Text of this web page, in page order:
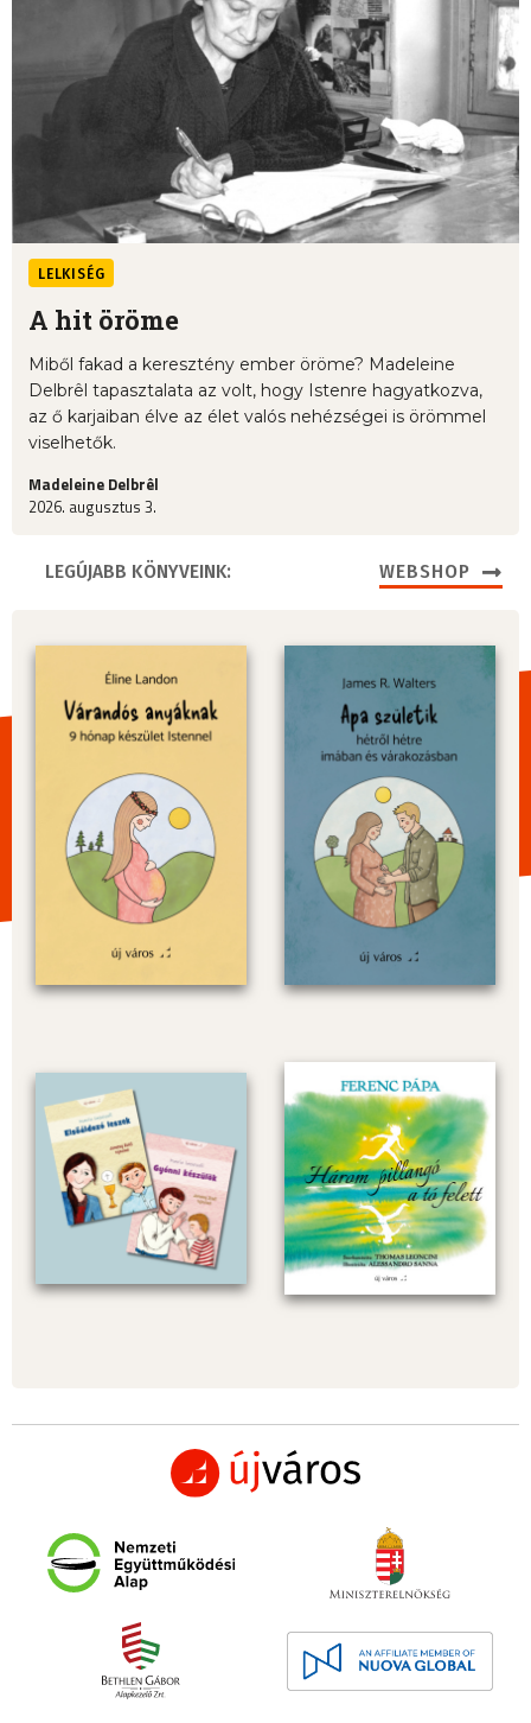
LELKISÉG
A hit öröme
Miből fakad a keresztény ember öröme? Madeleine
Delbrêl tapasztalata az volt, hogy Istenre hagyatkozva,
az ő karjaiban élve az élet valós nehézségei is örömmel
viselhetők.
Madeleine Delbrêl
2026. augusztus 3.
LEGÚJABB KÖNYVEINK: WEBSHOP